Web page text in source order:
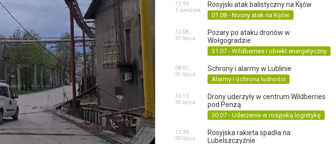
Rosyjski atak balistyczny na Kijów
01.08 - Nocny atak na Kijów
12:59,
1 sierpnia
Pożary po ataku dronów w
Wołgogradzie
31.07 - Wildberries i obiekt energetyczny
12:08,
31 lipca
Schrony i alarmy w Lublinie
Alarmy i ochrona ludności
08:01,
31 lipca
Drony uderzyły w centrum Wildberries
pod Penzą
30.07 - Uderzenie w rosyjską logistykę
16:13,
30 lipca
Rosyjska rakieta spadła na
Lubelszczyźnie
12:34,
30 lipca